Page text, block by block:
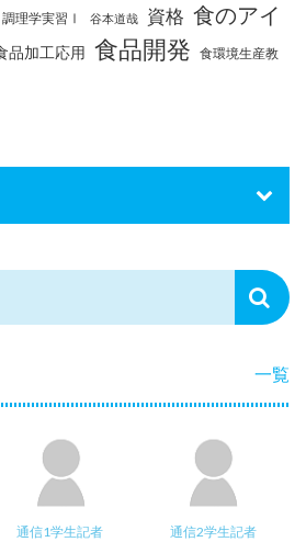
調理学実習Ⅰ 谷本道哉 資格 食のアイ
品加工応用 食品開発 食環境生産教
一覧
通信1学生記者 通信2学生記者